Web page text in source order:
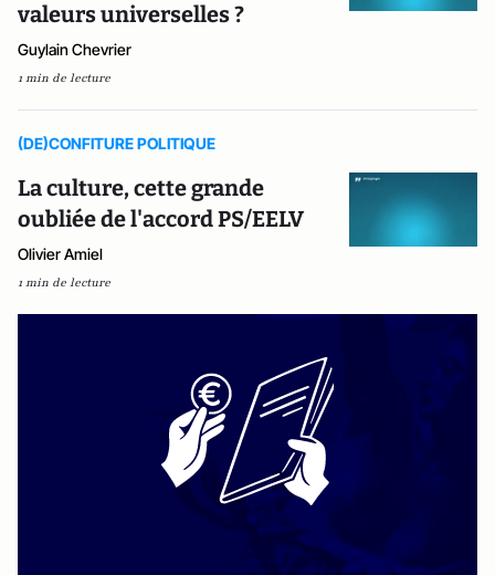
valeurs universelles ?
Guylain Chevrier
1 min de lecture
(DE)CONFITURE POLITIQUE
La culture, cette grande
oubliée de l'accord PS/EELV
Olivier Amiel
1 min de lecture